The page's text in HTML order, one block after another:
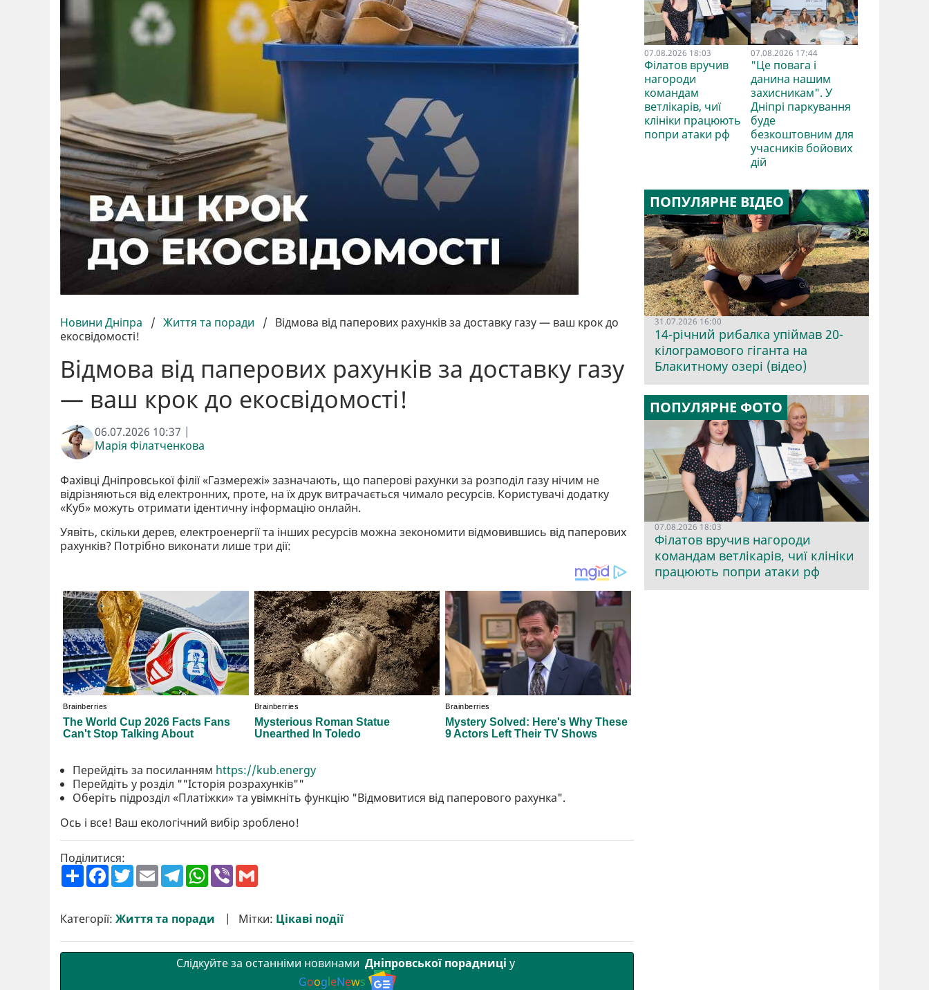
Новини Дніпра / Життя та поради / Відмова від паперових рахунків за доставку газу — ваш крок до
екосвідомості!
Відмова від паперових рахунків за доставку газу
— ваш крок до екосвідомості!
06.07.2026 10:37 |
Марія Філатченкова
Фахівці Дніпровської філії «Газмережі» зазначають, що паперові рахунки за розподіл газу нічим не
відрізняються від електронних, проте, на їх друк витрачається чимало ресурсів. Користувачі додатку
«Куб» можуть отримати ідентичну інформацію онлайн.
Уявіть, скільки дерев, електроенергії та інших ресурсів можна зекономити відмовившись від паперових
рахунків? Потрібно виконати лише три дії:
Перейдіть за посиланням https://kub.energy
Перейдіть у розділ ""Історія розрахунків""
Оберіть підрозділ «Платіжки» та увімкніть функцію "Відмовитися від паперового рахунка".
Ось і все! Ваш екологічний вибір зроблено!
Поділитися:
П
о
р
и
F
a
b
o
T
w
t
e
E
m
l
T
e
g
r
W
h
s
A
V
l
Категорії: Життя та поради Мітки: Цікаві події
Слідкуйте за останніми новинами Дніпровської порадниці у
GoogleNews
07.08.2026 18:03
Філатов вручив
нагороди
командам
ветлікарів, чиї
клініки працюють
попри атаки рф
07.08.2026 17:44
"Це повага і
данина нашим
захисникам". У
Дніпрі паркування
буде
безкоштовним для
учасників бойових
дій
ПОПУЛЯРНЕ ВІДЕО
31.07.2026 16:00
14-річний рибалка упіймав 20-
кілограмового гіганта на
Блакитному озері (відео)
ПОПУЛЯРНЕ ФОТО
07.08.2026 18:03
Філатов вручив нагороди
командам ветлікарів, чиї клініки
працюють попри атаки рф